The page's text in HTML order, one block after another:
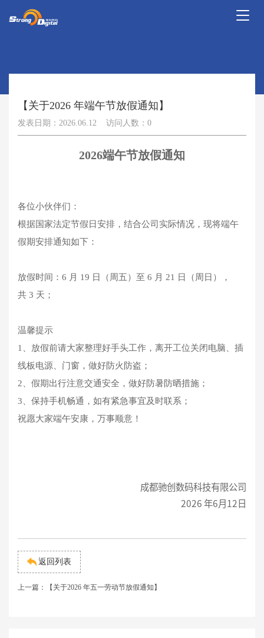
【关于2026 年端午节放假通知】
发表日期：2026.06.12 访问人数：0
2026端午节放假通知
各位小伙伴们：
根据国家法定节假日安排，结合公司实际情况，现将端午
假期安排通知如下：
放假时间：6 月 19 日（周五）至 6 月 21 日（周日），
共 3 天；
温馨提示
1、放假前请大家整理好手头工作，离开工位关闭电脑、插
线板电源、门窗，做好防火防盗；
2、假期出行注意交通安全，做好防暑防晒措施；
3、保持手机畅通，如有紧急事宜及时联系；
祝愿大家端午安康，万事顺意！
成都驰创数码科技有限公司
2026 年6月12日
上一篇： 【关于2026 年五一劳动节放假通知】
返回列表